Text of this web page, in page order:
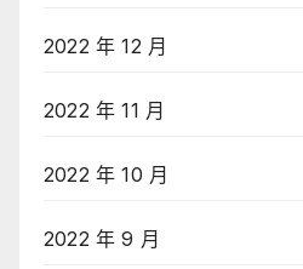
2022 年 12 月
2022 年 11 月
2022 年 10 月
2022 年 9 月